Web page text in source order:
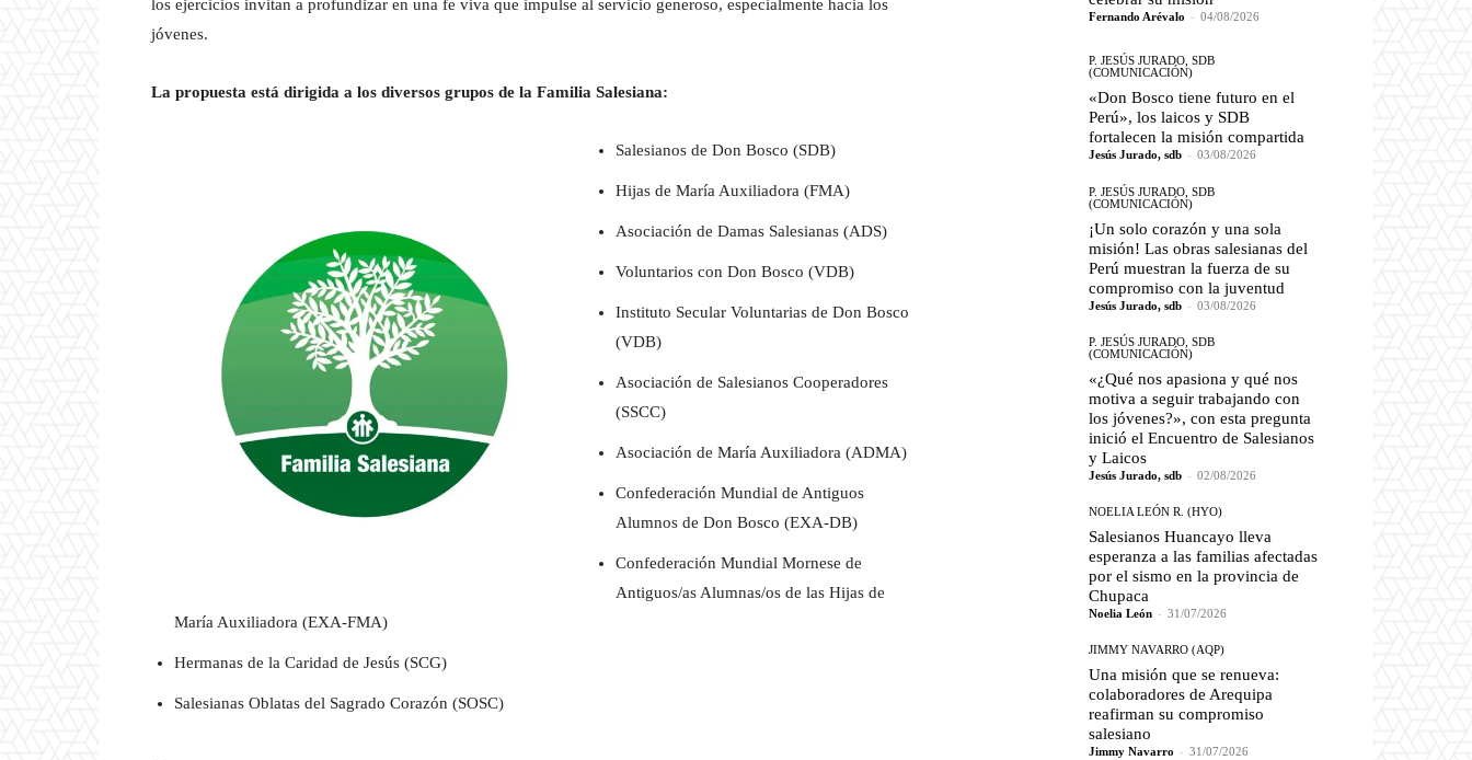
los ejercicios invitan a profundizar en una fe viva que impulse al servicio generoso, especialmente hacia los
jóvenes.
La propuesta está dirigida a los diversos grupos de la Familia Salesiana:
Salesianos de Don Bosco (SDB)
Hijas de María Auxiliadora (FMA)
Asociación de Damas Salesianas (ADS)
Voluntarios con Don Bosco (VDB)
Instituto Secular Voluntarias de Don Bosco
(VDB)
Asociación de Salesianos Cooperadores
(SSCC)
Asociación de María Auxiliadora (ADMA)
Confederación Mundial de Antiguos
Alumnos de Don Bosco (EXA-DB)
Confederación Mundial Mornese de
Antiguos/as Alumnas/os de las Hijas de
María Auxiliadora (EXA-FMA)
Hermanas de la Caridad de Jesús (SCG)
Salesianas Oblatas del Sagrado Corazón (SOSC)
Fernando Arévalo - 04/08/2026
P. JESÚS JURADO, SDB
(COMUNICACIÓN)
«Don Bosco tiene futuro en el
Perú», los laicos y SDB
fortalecen la misión compartida
Jesús Jurado, sdb - 03/08/2026
P. JESÚS JURADO, SDB
(COMUNICACIÓN)
¡Un solo corazón y una sola
misión! Las obras salesianas del
Perú muestran la fuerza de su
compromiso con la juventud
Jesús Jurado, sdb - 03/08/2026
P. JESÚS JURADO, SDB
(COMUNICACIÓN)
«¿Qué nos apasiona y qué nos
motiva a seguir trabajando con
los jóvenes?», con esta pregunta
inició el Encuentro de Salesianos
y Laicos
Jesús Jurado, sdb - 02/08/2026
NOELIA LEÓN R. (HYO)
Salesianos Huancayo lleva
esperanza a las familias afectadas
por el sismo en la provincia de
Chupaca
Noelia León - 31/07/2026
JIMMY NAVARRO (AQP)
Una misión que se renueva:
colaboradores de Arequipa
reafirman su compromiso
salesiano
Jimmy Navarro - 31/07/2026